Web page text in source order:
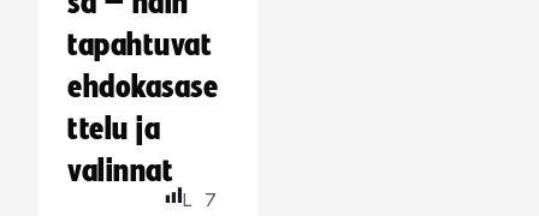
tapahtuvat
ehdokasase
ttelu ja
valinnat
L
7